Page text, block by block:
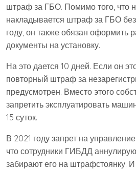
штраф за ГБО. Помимо того, что
накладывается штраф за ГБО
году, он также обязан оформить
документы на установку.
На это дается 10 дней. Если он
повторный штраф за
предусмотрен. Вместо этого
запретить эксплуатировать
15 суток.
В 2021 году запрет на
что сотрудники ГИБДД
забирают его на штрафстоянку.